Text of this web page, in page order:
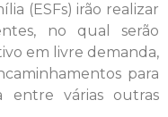
(ESFs) irão realizar
no qual serão
em livre demanda,
para
entre várias outras